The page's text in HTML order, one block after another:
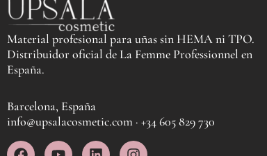
Material profesional para uñas sin HEMA ni TPO.
Distribuidor oficial de La Femme Professionnel en
España.
Barcelona, España
info@upsalacosmetic.com · +34 605 829 730
F
Y
L
I